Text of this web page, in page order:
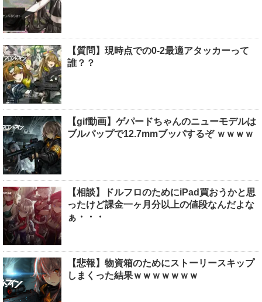
【質問】現時点での0-2最適アタッカーって
誰？？
【gif動画】ゲパードちゃんのニューモデルは
ブルパップで12.7mmブッパするぞ ｗｗｗｗ
【相談】ドルフロのためにiPad買おうかと思
ったけど課金一ヶ月分以上の値段なんだよな
ぁ・・・
【悲報】物資箱のためにストーリースキップ
しまくった結果ｗｗｗｗｗｗｗ